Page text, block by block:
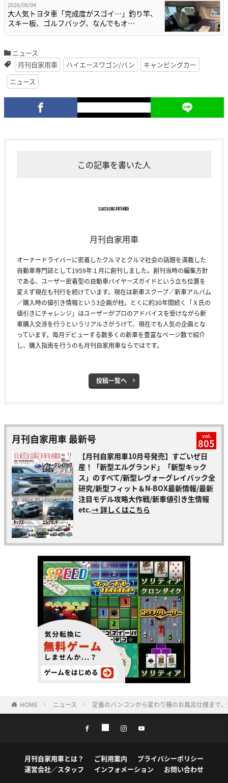
2026/08/04
大人気トヨタ車「完成度がスゴイ…」釣り竿、
スキー板、ゴルフバッグ、なんでもオ…
ニュース
月刊自家用車
ハイエースワゴン/バン
キャンピングカー
ニュース
この記事を書いた人
月刊自家用車
オーナードライバーに密着したクルマとクルマ社会の話題を満載した
自動車専門誌として1959年１月に創刊しました。創刊当時の編集方針
である、ユーザー密着型の自動車バイヤーズガイドという立ち位置を
変えず現在も刊行を続けています。現在は新車スクープ／新車アルバム
／購入時の値引き情報という3企画が柱。とくに約30年間続く「Ｘ氏の
値引きにチャレンジ」はユーザーがプロのアドバイスを受けながら新
車購入交渉を行うというリアルさがうけて、現在でも人気の企画とな
っています。毎月デビューする数多くの新車を豊富なページ数で紹介
し、購入指南を行うのも月刊自家用車ならではです。
投稿一覧へ
月刊自家用車 最新号 vol.
805
【月刊自家用車10月号発売】すごいぜ日
産！「新型エルグランド」「新型キック
ス」のすべて/新型レヴォーグレイバック全
研究/新型フィット＆N-BOX最新情報/最新
注目モデル攻略大作戦/新車値引き生情報
etc.→ 詳しくはこちら
HOME ニュース 定番のバンコンから変わり種のお風呂仕様まで
月刊自家用車とは？ ご利用案内
プライバシーポリシー
運営会社／スタッフ
インフォメーション お問い合わせ